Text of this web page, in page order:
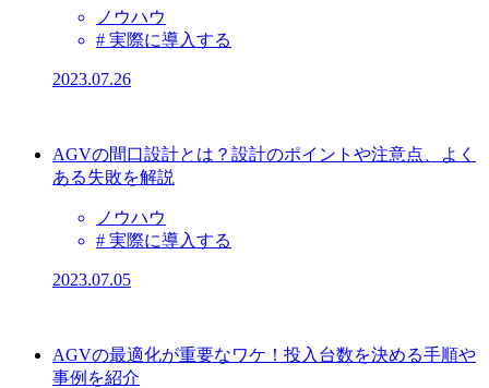
ノウハウ
# 実際に導入する
2023.07.26
AGVの間口設計とは？設計のポイントや注意点、よく
ある失敗を解説
ノウハウ
# 実際に導入する
2023.07.05
AGVの最適化が重要なワケ！投入台数を決める手順や
事例を紹介